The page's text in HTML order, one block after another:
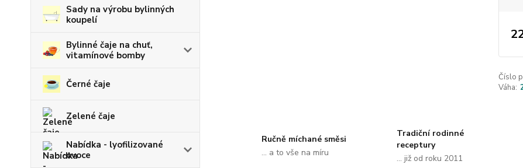
Sady na výrobu bylinných
koupelí
Bylinné čaje na chuť,
vitamínové bomby
Černé čaje
Zelené čaje
Nabídka - lyofilizované
ovoce
Číslo
Váha:
Ručně míchané směsi
... a to vše na míru
Tradiční rodinné
receptury
... již od roku 2011